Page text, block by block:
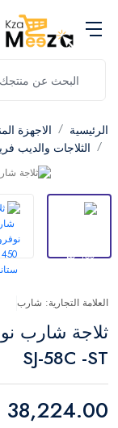
الرئيسية الاجهزة
الثلاجات والديب
العلامة التجارية: شارب
SJ-58C -ST
38,224.00